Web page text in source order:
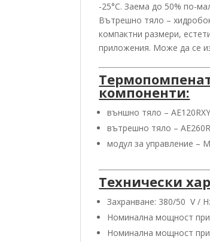
-25°С. Заема до 50% по-
Вътрешно тяло –
компактни размери,
приложения. Може да се
компоненти:
външно тяло –
вътрешно тяло –
модул за управление –
Технически
Захранване: 380/50 V /
Номинална мощност
Номинална мощност